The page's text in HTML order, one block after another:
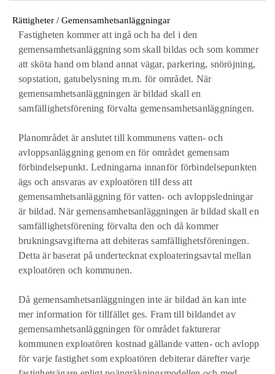
Rättigheter / Gemensamhetsanläggningar
Fastigheten kommer att ingå och ha del i den
gemensamhetsanläggning som skall bildas och som kommer
att sköta hand om bland annat vägar, parkering, snöröjning,
sopstation, gatubelysning m.m. för området. När
gemensamhetsanläggningen är bildad skall en
samfällighetsförening förvalta gemensamhetsanläggningen.
Planområdet är anslutet till kommunens vatten- och
avloppsanläggning genom en för området gemensam
förbindelsepunkt. Ledningarna innanför förbindelsepunkten
ägs och ansvaras av exploatören till dess att
gemensamhetsanläggning för vatten- och avloppsledningar
är bildad. När gemensamhetsanläggningen är bildad skall en
samfällighetsförening förvalta den och då kommer
brukningsavgifterna att debiteras samfällighetsföreningen.
Detta är baserat på undertecknat exploateringsavtal mellan
exploatören och kommunen.
Då gemensamhetsanläggningen inte är bildad än kan inte
mer information för tillfället ges. Fram till bildandet av
gemensamhetsanläggningen för området fakturerar
kommunen exploatören kostnad gällande vatten- och avlopp
för varje fastighet som exploatören debiterar därefter varje